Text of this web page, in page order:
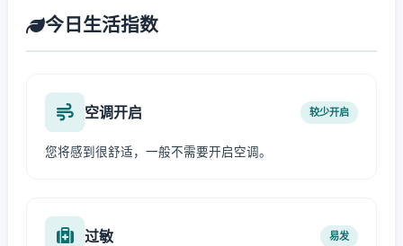
今日生活指数
空调开启 较少开启
您将感到很舒适，一般不需要开启空调。
过敏 易发